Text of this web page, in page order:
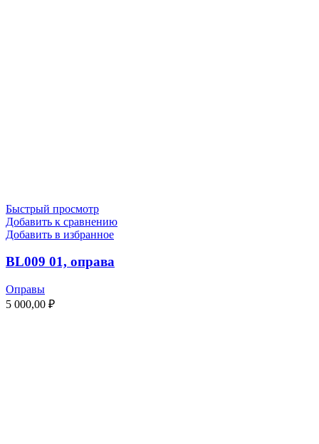
Быстрый просмотр
Добавить к сравнению
Добавить в избранное
BL009 01, оправа
Оправы
5 000,00 ₽